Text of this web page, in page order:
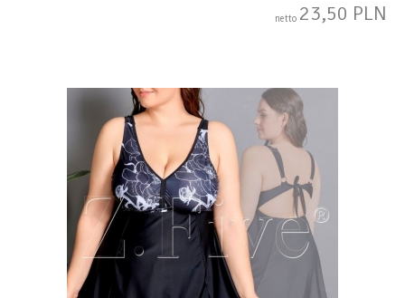
netto 23,50 PLN